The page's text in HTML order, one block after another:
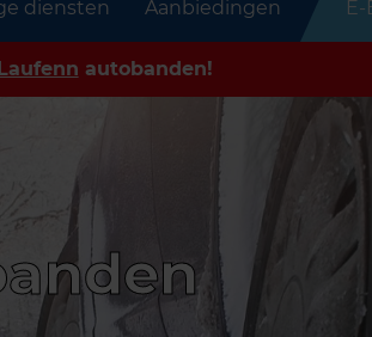
diensten Aanbiedingen
autobanden!